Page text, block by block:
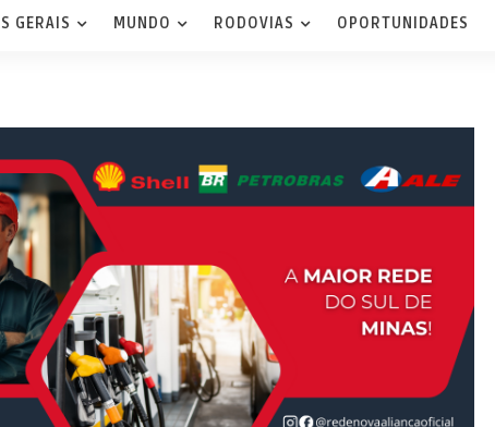
GERAIS MUNDO RODOVIAS OPORTUNIDADES